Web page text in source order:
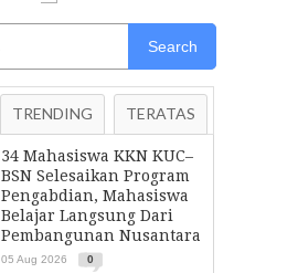
Search
TRENDING TERATAS
34 Mahasiswa KKN KUC–
BSN Selesaikan Program
Pengabdian, Mahasiswa
Belajar Langsung Dari
Pembangunan Nusantara
05 Aug 2026 0